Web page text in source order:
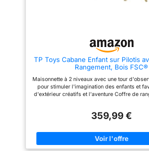
traitée anti-UV afin de garantir
sa robustesse et la durabilité de
ses couleurs dans le temps. A
partir de 2 ans - Fabrication
recyclé.
TP Toys Cabane Enfant sur Pilotis
Rangement, Bois FSC®
Maisonnette à 2 niveaux avec une tour
pour stimuler l'imagination des enfants et
d'extérieur créatifs et l'aventure Coffre de
pour jouer Conception robuste et
physique et le développement moteur des
en bois traité autoclave classe III et pré-
assemblage facile, avec un repère étiquette
359,99 €